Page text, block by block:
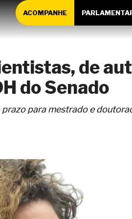
ACOMPANHE
de
do Senado
para mestrado e